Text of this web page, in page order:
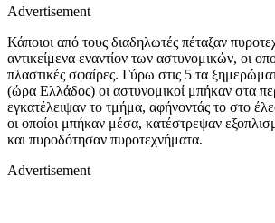
Advertisement
Κάποιοι από τους διαδηλωτές πέταξαν
αντικείμενα εναντίον των αστυνομικών, οι
πλαστικές σφαίρες. Γύρω στις 5 τα
(ώρα Ελλάδος) οι αστυνομικοί μπήκαν στα
εγκατέλειψαν το τμήμα, αφήνοντάς το στο
οι οποίοι μπήκαν μέσα, κατέστρεψαν
και πυροδότησαν πυροτεχνήματα.
Advertisement